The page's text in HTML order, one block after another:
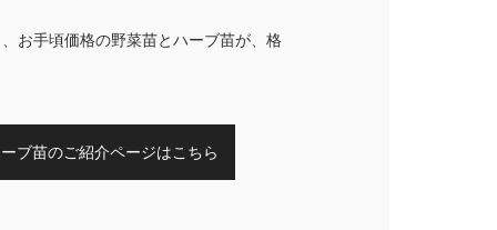
お手頃価格の野菜苗とハーブ苗が、格
ブ苗のご紹介ページはこちら